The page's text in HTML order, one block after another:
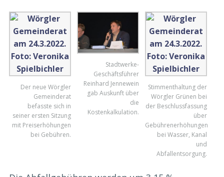
Der neue Wörgler
Gemeinderat
befasste sich in
seiner ersten Sitzung
mit Preiserhöhungen
bei Gebühren.
Stadtwerke-
Geschäftsführer
Reinhard Jennewein
gab Auskunft über
die
Kostenkalkulation.
Stimmenthaltung der
Wörgler Grünen bei
der Beschlussfassung
über
Gebührenerhöhungen
bei Wasser, Kanal
und
Abfallentsorgung.